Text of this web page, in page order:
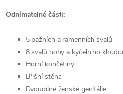
Odnímatelné části:
5 pažních a ramenních svalů
8 svalů nohy a kyčelního kloubu
Horní končetiny
Břišní stěna
Dvoudílné ženské genitálie